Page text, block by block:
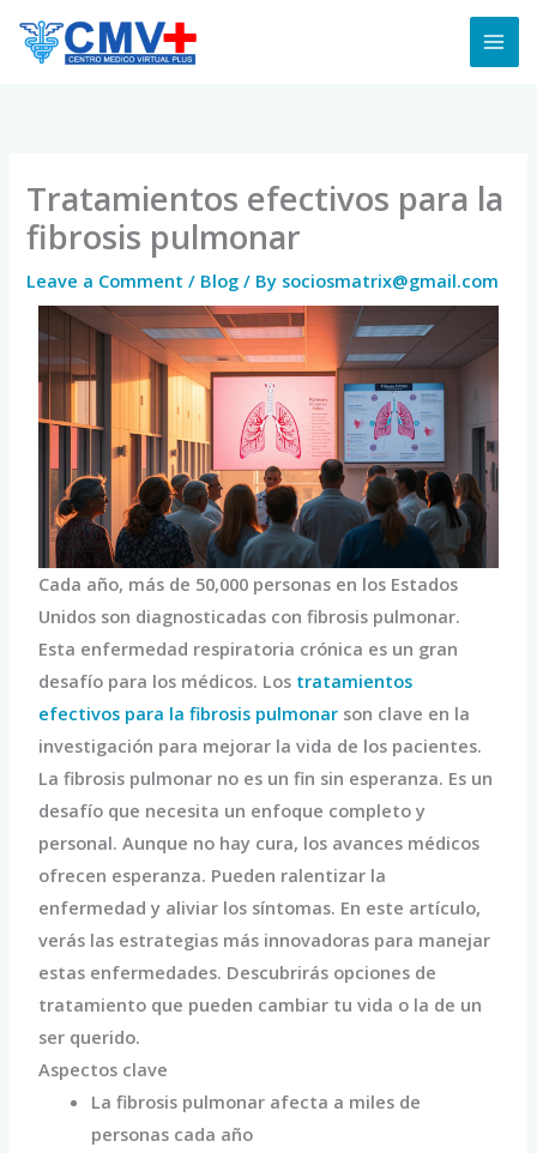
Tratamientos efectivos para la
fibrosis pulmonar
Leave a Comment / Blog / By sociosmatrix@gmail.com
Cada año, más de 50,000 personas en los Estados
Unidos son diagnosticadas con fibrosis pulmonar.
Esta enfermedad respiratoria crónica es un gran
desafío para los médicos. Los tratamientos
efectivos para la fibrosis pulmonar son clave en la
investigación para mejorar la vida de los pacientes.
La fibrosis pulmonar no es un fin sin esperanza. Es un
desafío que necesita un enfoque completo y
personal. Aunque no hay cura, los avances médicos
ofrecen esperanza. Pueden ralentizar la
enfermedad y aliviar los síntomas. En este artículo,
verás las estrategias más innovadoras para manejar
estas enfermedades. Descubrirás opciones de
tratamiento que pueden cambiar tu vida o la de un
ser querido.
Aspectos clave
La fibrosis pulmonar afecta a miles de
personas cada año